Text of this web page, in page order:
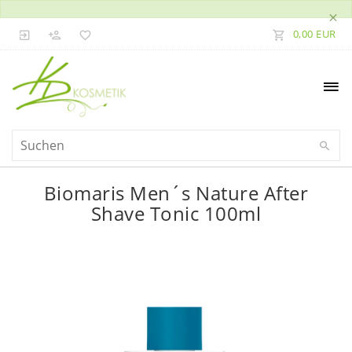
×
0,00 EUR
Biomaris Men´s Nature After
Shave Tonic 100ml